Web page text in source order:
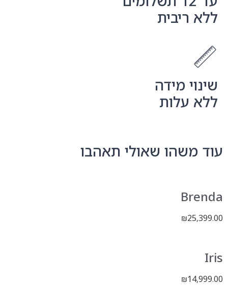
ללא ריבית
שינוי מידה
ללא עלות
עוד משהו שאולי תאהבו
Brenda
₪25,399.00
Iris
₪14,999.00